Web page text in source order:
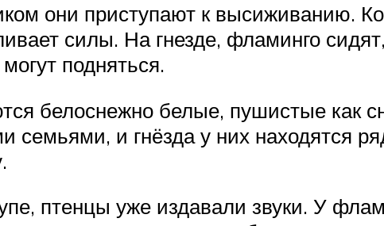
они приступают к высиживанию.
силы. На гнезде, фламинго
подняться.
белоснежно белые, пушистые как
и гнёзда у них находятся
птенцы уже издавали звуки. У